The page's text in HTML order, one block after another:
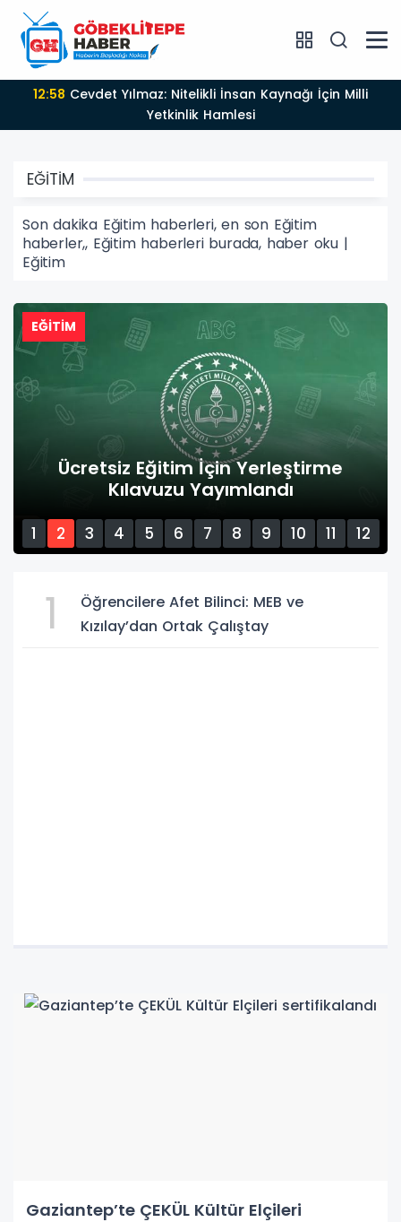
12:58
Yetkinlik Hamlesi
EĞİTİM
Son dakika Eğitim haberleri, en son Eğitim
haberler,, Eğitim haberleri burada, haber oku |
Eğitim
EĞİTİM
Ücretsiz Eğitim İçin Yerleştirme
Kılavuzu Yayımlandı
1 2 3 4 5 6 7 8 9 10 11
12
1
Öğrencilere Afet Bilinci: MEB ve
Kızılay’dan Ortak Çalıştay
Gaziantep’te ÇEKÜL Kültür Elçileri